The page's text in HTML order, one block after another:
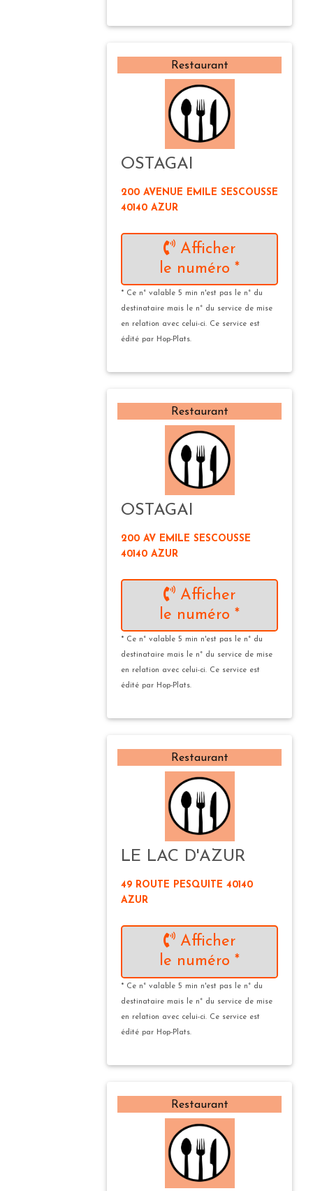
Restaurant
OSTAGAI
200 AVENUE EMILE SESCOUSSE
40140 AZUR
Afficher
le numéro *
* Ce n° valable 5 min n'est pas le n° du
destinataire mais le n° du service de mise
en relation avec celui-ci. Ce service est
édité par Hop-Plats.
Restaurant
OSTAGAI
200 AV EMILE SESCOUSSE
40140 AZUR
Afficher
le numéro *
* Ce n° valable 5 min n'est pas le n° du
destinataire mais le n° du service de mise
en relation avec celui-ci. Ce service est
édité par Hop-Plats.
Restaurant
LE LAC D'AZUR
49 ROUTE PESQUITE 40140
AZUR
Afficher
le numéro *
* Ce n° valable 5 min n'est pas le n° du
destinataire mais le n° du service de mise
en relation avec celui-ci. Ce service est
édité par Hop-Plats.
Restaurant